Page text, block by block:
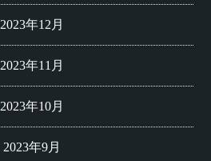
2023年12月
2023年11月
2023年10月
2023年9月